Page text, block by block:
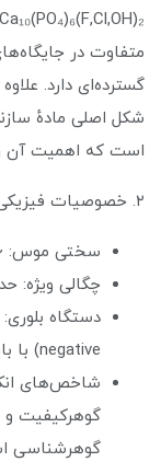
متفاوت در
گسترده‌ای دارد.
شکل اصلی مادهٔ
است که اهمیت آن
۲. خصوصیات فیزیکی-مکانیکی و اپتیکی (اهم داده‌ها)
سختی موس: ~۵ (بنابراین نسبتاً نرم و مستعد
چگالی ویژه: حدود
negative) با بایرفرنجنس نسبتا کم.
شاخص‌های
گوهرکیفیت و
گوهرشناسی